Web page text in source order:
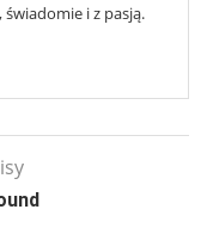
i z pasją.